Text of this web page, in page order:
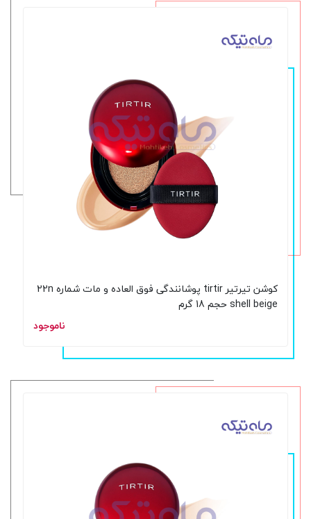
کوشن تیرتیر tirtir پوشانندگی فوق العاده و مات شماره 22n
shell beige حجم 18 گرم
ناموجود